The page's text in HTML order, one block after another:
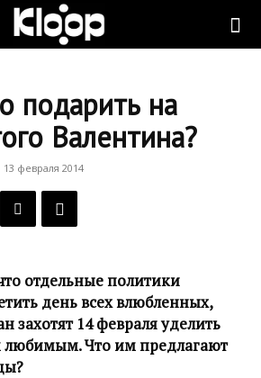
подарить на
Валентина?
13 февраля 2014
отдельные политики
день всех влюбленных,
захотят 14 февраля уделить
Что им предлагают